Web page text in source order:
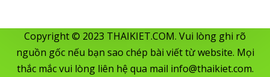
Copyright © 2023 THAIKIET.COM. Vui lòng ghi rõ
nguồn gốc nếu bạn sao chép bài viết từ website. Mọi
thắc mắc vui lòng liên hệ qua mail info@thaikiet.com.